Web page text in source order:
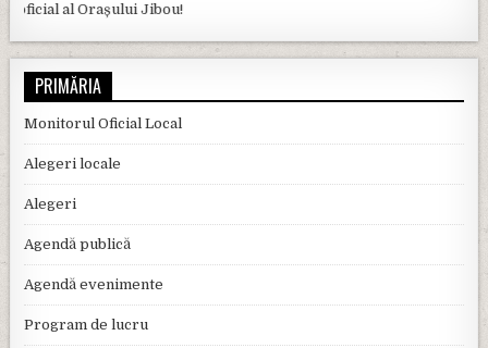
al Orașului Jibou!
PRIMĂRIA
Monitorul Oficial Local
Alegeri locale
Alegeri
Agendă publică
Agendă evenimente
Program de lucru